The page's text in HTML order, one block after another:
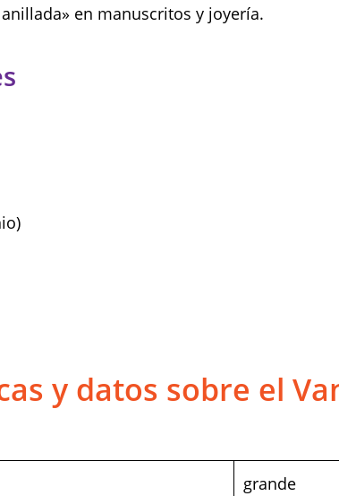
en manuscritos y joyería.
y datos sobre el
grande